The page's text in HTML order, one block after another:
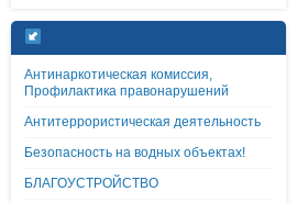
Антинаркотическая комиссия,
Профилактика правонарушений
Антитеррористическая деятельность
Безопасность на водных объектах!
БЛАГОУСТРОЙСТВО